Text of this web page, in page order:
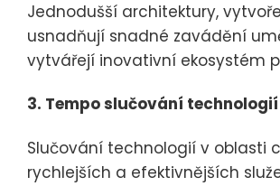
Jednodušší architektury,
usnadňují snadné zavádění
vytvářejí inovativní ekosystém
3. Tempo slučování
Slučování technologií v oblasti
rychlejších a efektivnějších